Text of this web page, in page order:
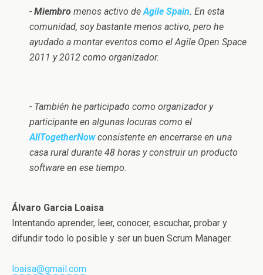
- Miembro menos activo de Agile Spain. En esta
comunidad, soy bastante menos activo, pero he
ayudado a montar eventos como el Agile Open Space
2011 y 2012 como organizador.
- También he participado como organizador y
participante en algunas locuras como el
AllTogetherNowconsistente en encerrarse en una
casa rural durante 48 horas y construir un producto
software en ese tiempo.
Álvaro Garcia Loaisa
Intentando aprender, leer, conocer, escuchar, probar y
difundir todo lo posible y ser un buen Scrum Manager.
loaisa@gmail.com